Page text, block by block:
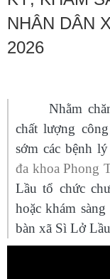
NHÂN DÂN
2026
Nhằm
chất lượng
sớm các bệnh
đa khoa Phong
Lầu tổ chức
hoặckhám
bàn xã Sì Lở Lầu